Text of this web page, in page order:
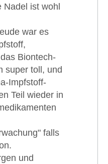
ist wohl
war es
Biontech-
super toll, und
Impfstoff-
Teil wieder in
falls
und